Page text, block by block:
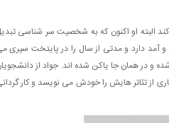
البته او اکنون که به شخصیت سر شناسی
و آمد دارد و مدتی از سال را در پایتخت سپری
و در همان جا یاکن شده اند. جواد از
از تئاتر هایش را خودش می نویسد و کار